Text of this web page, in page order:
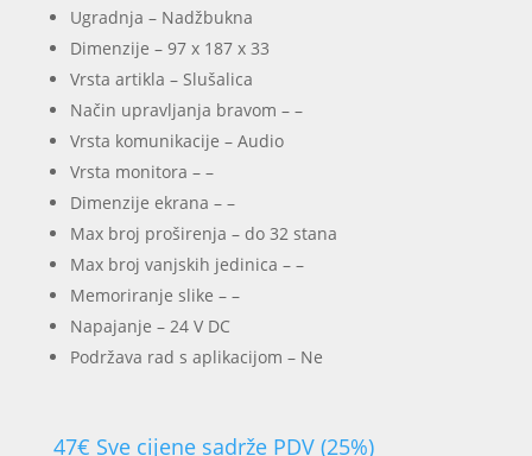
Ugradnja – Nadžbukna
Dimenzije – 97 x 187 x 33
Vrsta artikla – Slušalica
Način upravljanja bravom – –
Vrsta komunikacije – Audio
Vrsta monitora – –
Dimenzije ekrana – –
Max broj proširenja – do 32 stana
Max broj vanjskih jedinica – –
Memoriranje slike – –
Napajanje – 24 V DC
Podržava rad s aplikacijom – Ne
47€ Sve cijene sadrže PDV (25%)